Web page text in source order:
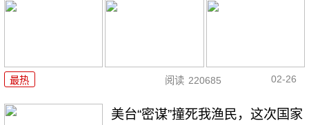
最热 阅读 220685 02-26
美台“密谋”撞死我渔民，这次国家